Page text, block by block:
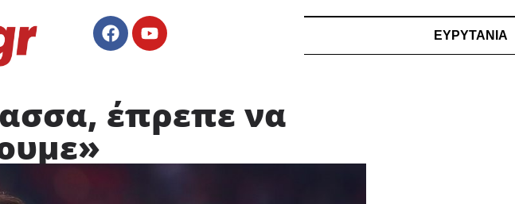
ΕΥΡΥΤΑΝΙΑ
έπρεπε να